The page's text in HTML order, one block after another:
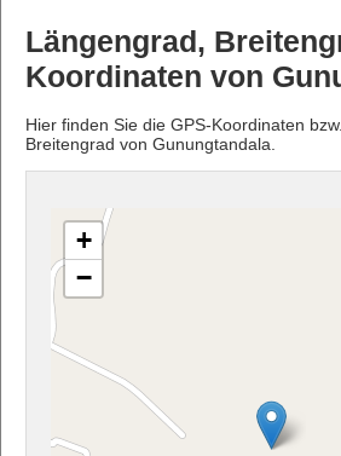
Längengrad,
Koordinaten von
Hier finden Sie die GPS-Koordinaten
Breitengrad von Gunungtandala.
+
−